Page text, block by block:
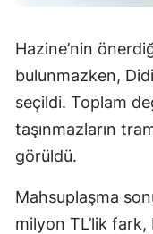
Hazine’nin
bulunmazken,
seçildi. Toplam
taşınmazların
görüldü.
Mahsuplaşma
milyon TL’lik